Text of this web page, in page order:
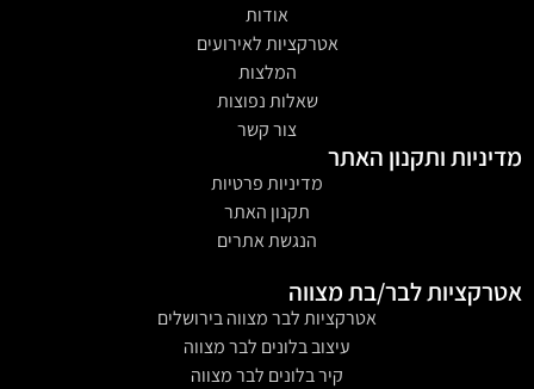
אודות
אטרקציות לאירועים
המלצות
שאלות נפוצות
צור קשר
מדיניות ותקנון האתר
מדיניות פרטיות
תקנון האתר
הנגשת אתרים
אטרקציות לבר/בת מצווה
אטרקציות לבר מצווה בירושלים
עיצוב בלונים לבר מצווה
קיר בלונים לבר מצווה